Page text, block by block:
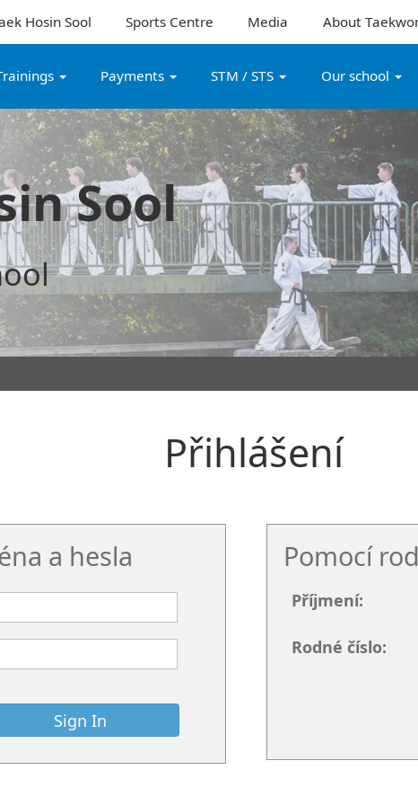
Hosin Sool Sports Centre Media About
Payments STM / STS Our school
Sool
Přihlášení
a hesla Pomocí
Příjmení:
Rodné číslo: